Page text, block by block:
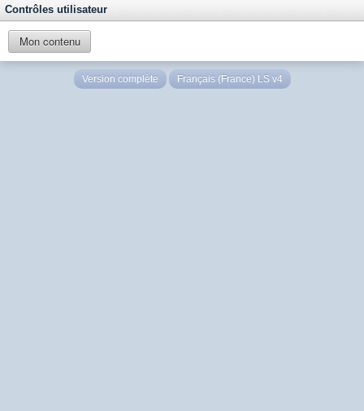
Contrôles utilisateur
Mon contenu
Version complète Français (France) LS v4